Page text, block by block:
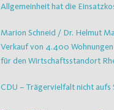
Allgemeinheit hat die
Marion Schneid / Dr. Helmut
Verkauf von 4.400
für den Wirtschaftsstandort
CDU – Trägervielfalt nicht aufs